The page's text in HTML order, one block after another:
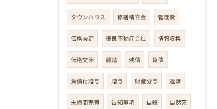
タウンハウス 修繕積立金 管理費
価格査定 優良不動産会社 情報収集
価格交渉 離婚 残債 負債
負債付贈与 贈与 財産分与 返済
夫婦間売買 告知事項 自殺 自然死